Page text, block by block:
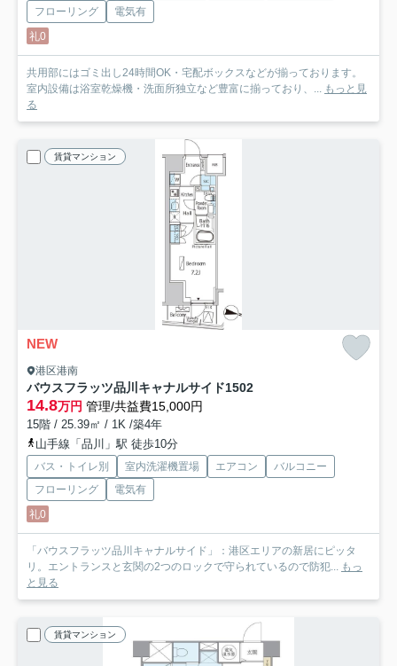
フローリング
電気有
礼0
共用部にはゴミ出し24時間OK・宅配ボックスなどが揃っております。
室内設備は浴室乾燥機・洗面所独立など豊富に揃っており、... もっと見
る
賃貸マンション
NEW
港区港南
バウスフラッツ品川キャナルサイド1502
14.8万円 管理/共益費15,000円
15階 / 25.39㎡ / 1K /築4年
山手線「品川」駅 徒歩10分
バス・トイレ別 室内洗濯機置場 エアコン
バルコニー
フローリング
電気有
礼0
「バウスフラッツ品川キャナルサイド」：港区エリアの新居にピッタ
リ。エントランスと玄関の2つのロックで守られているので防犯... もっ
と見る
賃貸マンション